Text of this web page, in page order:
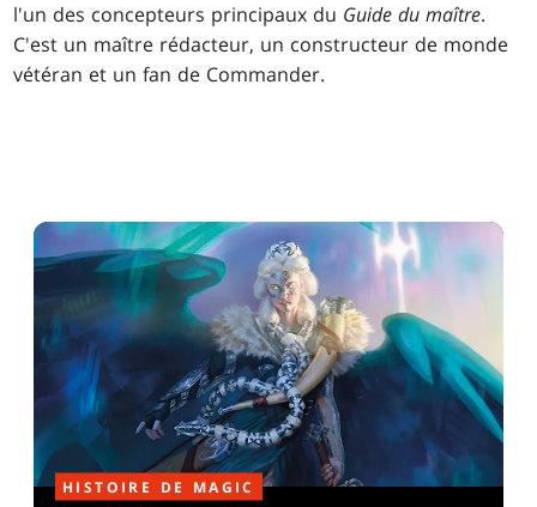
l'un des concepteurs principaux du Guide du maître.
C'est un maître rédacteur, un constructeur de monde
vétéran et un fan de Commander.
HISTOIRE DE MAGIC